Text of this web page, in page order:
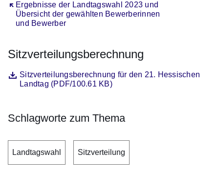
Ergebnisse der Landtagswahl 2023 und
Übersicht der gewählten Bewerberinnen
und Bewerber
Öffnet sich in einem neuen Fenster
Sitzverteilungsberechnung
DateiSitzverteilungsberechnung für den 21. Hessischen
Landtag (PDF/100.61 KB)
Öffnet sich in einem neuen Fenster
Schlagworte zum Thema
Landtagswahl Sitzverteilung